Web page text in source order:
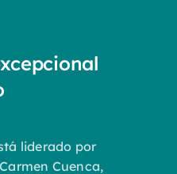
liderado por
Cuenca,